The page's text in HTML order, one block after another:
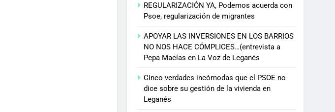
REGULARIZACIÓN YA, Podemos acuerda con
Psoe, regularización de migrantes
APOYAR LAS INVERSIONES EN LOS BARRIOS
NO NOS HACE CÓMPLICES…(entrevista a
Pepa Macías en La Voz de Leganés
Cinco verdades incómodas que el PSOE no
dice sobre su gestión de la vivienda en
Leganés